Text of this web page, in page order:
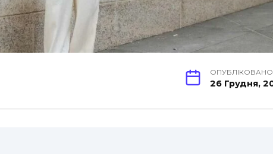
ОПУБЛІКОВАНО
26 Грудня,